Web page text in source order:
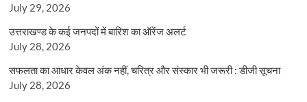
July 29, 2026
उत्तराखण्ड के कई जनपदों में बारिश का ऑरेंज अलर्ट
July 28, 2026
सफलता का आधार केवल अंक नहीं, चरित्र और संस्कार भी जरूरी : डीजी सूचना
July 28, 2026